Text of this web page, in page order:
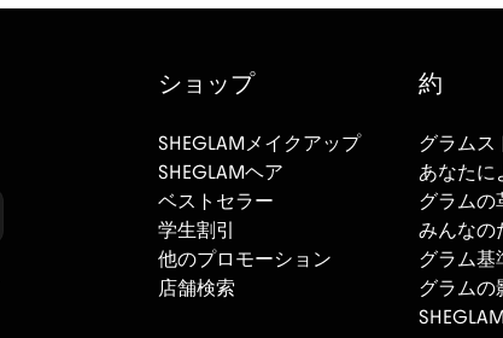
ショップ
SHEGLAMメイクアップ
SHEGLAMヘア
ベストセラー
学生割引
他のプロモーション
店舗検索
約
グラムス
あなたに
グラムの
みんなの
グラム基
グラムの